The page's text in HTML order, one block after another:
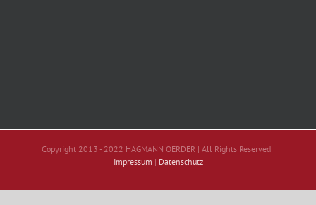
Copyright 2013 - 2022 HAGMANN OERDER | All Rights Reserved |
Impressum | Datenschutz